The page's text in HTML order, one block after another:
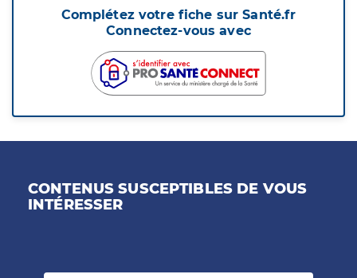
Complétez votre fiche sur Santé.fr
Connectez-vous avec
CONTENUS SUSCEPTIBLES DE VOUS
INTÉRESSER